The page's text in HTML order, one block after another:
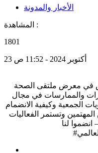
الأخبار والمدونة
المشاهدة :
1801
23 أكتوبر 2024 - 11:52 ص
في معرض ملتقى الصحة
والممارسات في مجال
الجمعية وكيفية الانضمام
وتستمر الفعاليات
– انضموا لنا